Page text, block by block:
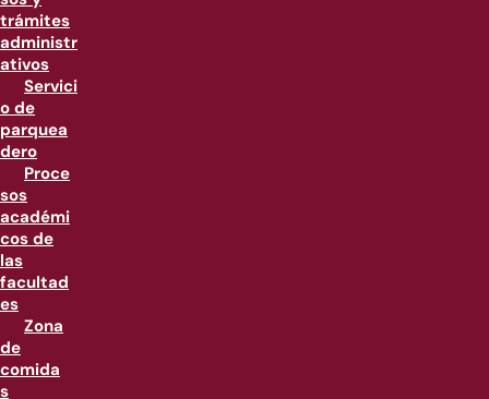
trámites
administr
ativos
Servici
o de
parquea
dero
Proce
sos
académi
cos de
las
facultad
es
Zona
de
comida
s